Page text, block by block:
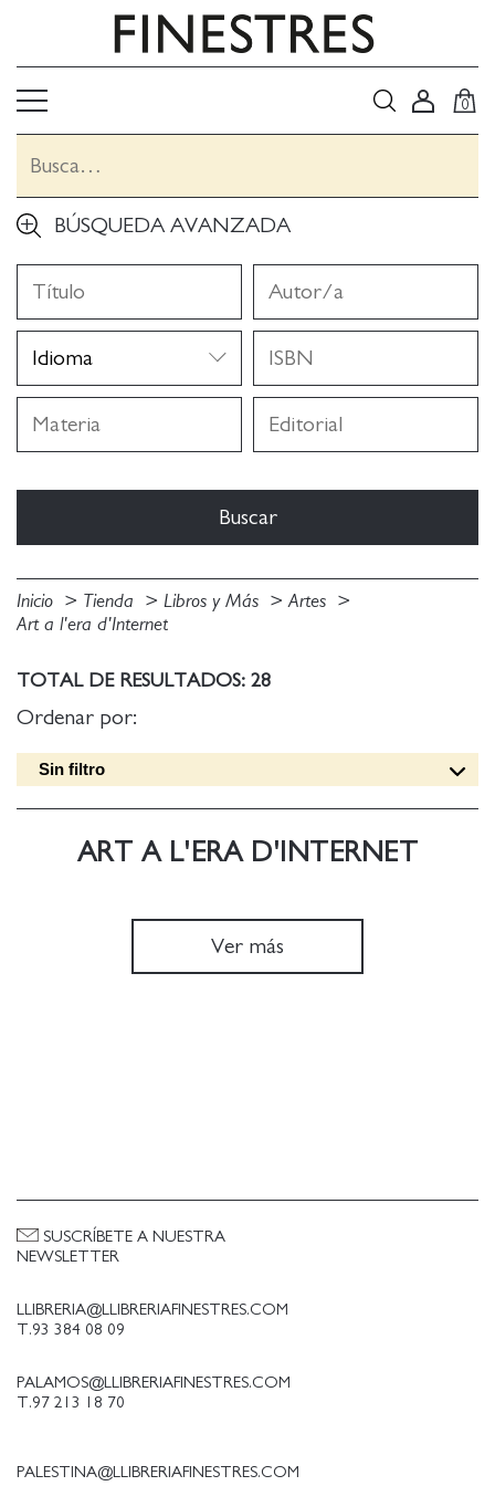
0
BÚSQUEDA AVANZADA
Inicio Tienda Libros y Más
Artes
Art a l'era d'Internet
TOTAL DE RESULTADOS: 28
Ordenar por:
Sin filtro
Fecha edición [ASC]
ART A L'ERA D'INTERNET
Ver más
LLIBRERIA@LLIBRERIAFINESTRES.COM
T.93 384 08 09
PALAMOS@LLIBRERIAFINESTRES.COM
T.97 213 18 70
PALESTINA@LLIBRERIAFINESTRES.COM
SUSCRÍBETE A NUESTRA
NEWSLETTER